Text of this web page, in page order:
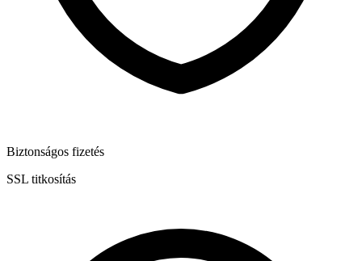
Biztonságos fizetés
SSL titkosítás